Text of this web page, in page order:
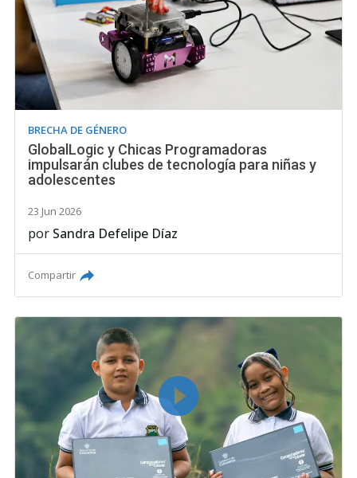
BRECHA DE GÉNERO
GlobalLogic y Chicas Programadoras
impulsarán clubes de tecnología para niñas y
adolescentes
23 Jun 2026
por Sandra Defelipe Díaz
Compartir